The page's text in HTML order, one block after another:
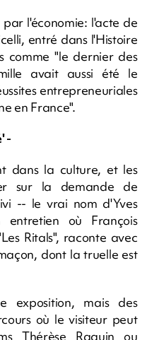
l'économie: l'acte de
entré dans l'Histoire
comme "le dernier des
avait aussi été le
entrepreneuriales
en France".
-
dans la culture, et les
sur la demande de
-- le vrai nom d'Yves
où François
Ritals", raconte avec
dont la truelle est
exposition, mais des
où le visiteur peut
Thérèse Raquin ou